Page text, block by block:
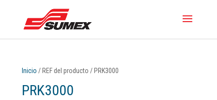
Inicio / REF del producto / PRK3000
PRK3000